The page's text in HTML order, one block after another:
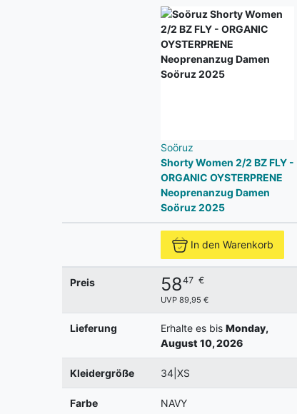
Soöruz
Shorty Women 2/2 BZ FLY -
ORGANIC OYSTERPRENE
Neoprenanzug Damen
Soöruz 2025
In den Warenkorb
Preis 5847 €
UVP 89,95 €
Lieferung Erhalte es bis Monday,
August 10, 2026
Kleidergröße 34|XS
Farbe NAVY